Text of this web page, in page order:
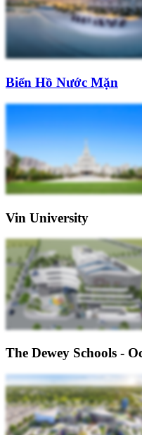
Biển Hồ Nước Mặn
Vin University
The Dewey Schools -